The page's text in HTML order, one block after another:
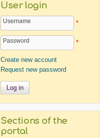
User login
Username *
Password *
Create new account
Request new password
Sections of the
portal